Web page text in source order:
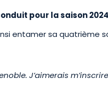
pour la saison
entamer sa
J’aimerais